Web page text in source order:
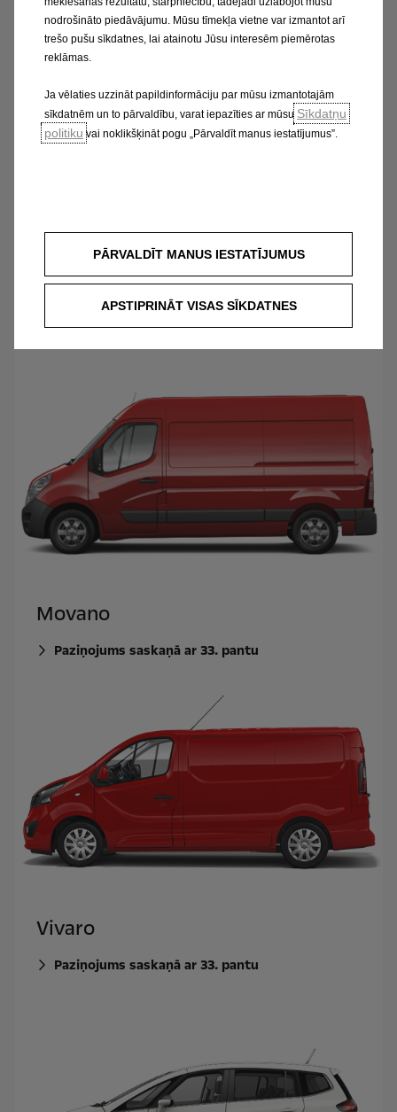
Paziņojums saskaņā ar 33. pantu
Mokka X
Movano
Paziņojums saskaņā ar 33. pantu
Vivaro
Paziņojums saskaņā ar 33. pantu
nodrošināto piedāvājumu. Mūsu tīmekļa vietne var izmantot arī
trešo pušu sīkdatnes, lai atainotu Jūsu interesēm piemērotas
reklāmas.
Ja vēlaties uzzināt papildinformāciju par mūsu izmantotajām
sīkdatnēm un to pārvaldību, varat iepazīties ar mūsu Sīkdatņu
politiku vai noklikšķināt pogu „Pārvaldīt manus iestatījumus”.
PĀRVALDĪT MANUS IESTATĪJUMUS
APSTIPRINĀT VISAS SĪKDATNES